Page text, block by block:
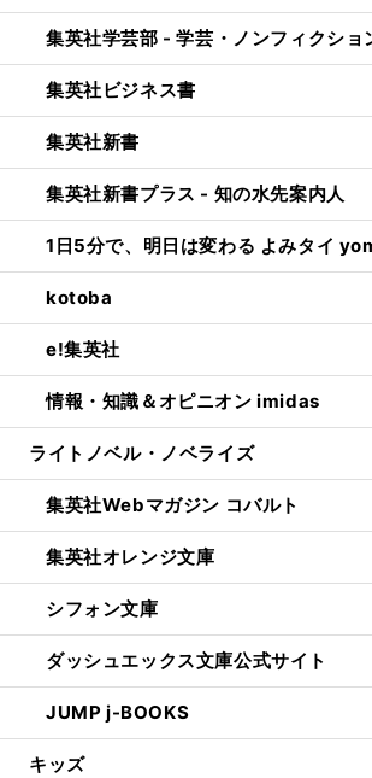
集英社学芸部 - 学芸・ノンフィクショ
集英社ビジネス書
集英社新書
集英社新書プラス - 知の水先案内人
1日5分で、明日は変わる よみタイ
kotoba
e!集英社
情報・知識＆オピニオン imidas
ライトノベル・ノベライズ
集英社Webマガジン コバルト
集英社オレンジ文庫
シフォン文庫
ダッシュエックス文庫公式サイト
JUMP j-BOOKS
キッズ